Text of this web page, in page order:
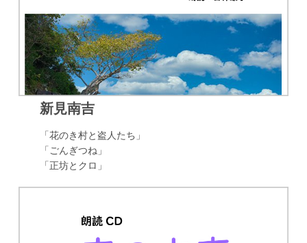
新見南吉
「花のき村と盗人たち」
「ごんぎつね」
「正坊とクロ」